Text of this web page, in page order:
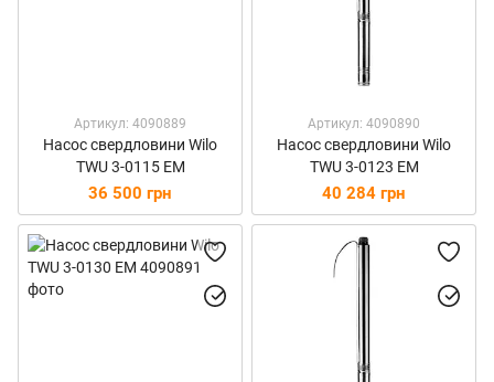
Артикул: 4090889
Насос свердловини Wilo
TWU 3-0115 EM
36 500 грн
Артикул: 4090890
Насос свердловини Wilo
TWU 3-0123 EM
40 284 грн